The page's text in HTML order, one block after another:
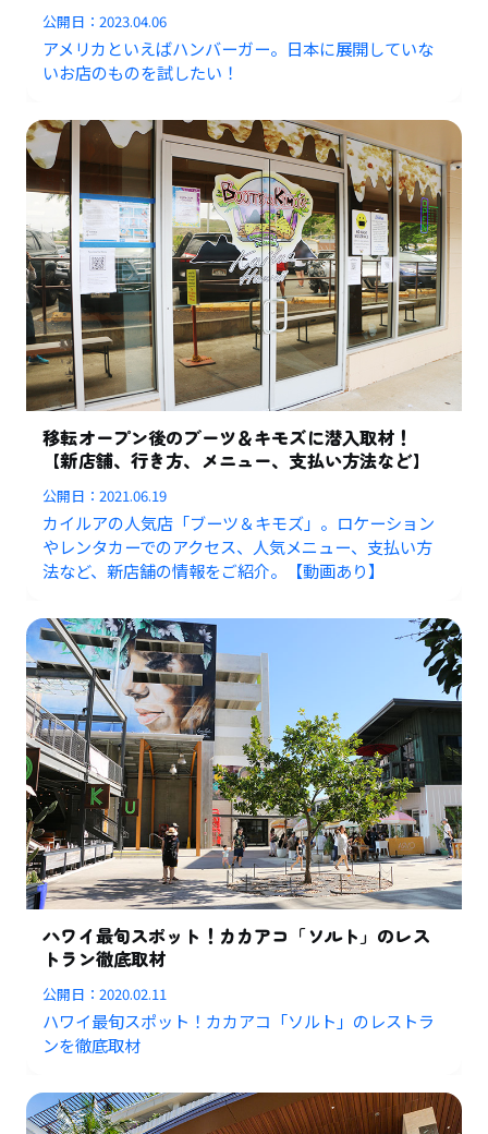
公開日：2023.04.06
アメリカといえばハンバーガー。日本に展開していな
いお店のものを試したい！
移転オープン後のブーツ＆キモズに潜入取材！
【新店舗、行き方、メニュー、支払い方法など】
公開日：2021.06.19
カイルアの人気店「ブーツ＆キモズ」。ロケーション
やレンタカーでのアクセス、人気メニュー、支払い方
法など、新店舗の情報をご紹介。【動画あり】
ハワイ最旬スポット！カカアコ「ソルト」のレス
トラン徹底取材
公開日：2020.02.11
ハワイ最旬スポット！カカアコ「ソルト」のレストラ
ンを徹底取材